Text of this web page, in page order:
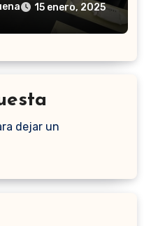
15 enero, 2025
dejar un